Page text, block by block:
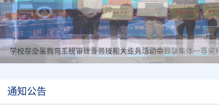
学校在全省教育系统审计业务技能大练兵活动中蝉联集体一等奖
学校举办采购与工程管理等领域相关业务培训会
通知公告